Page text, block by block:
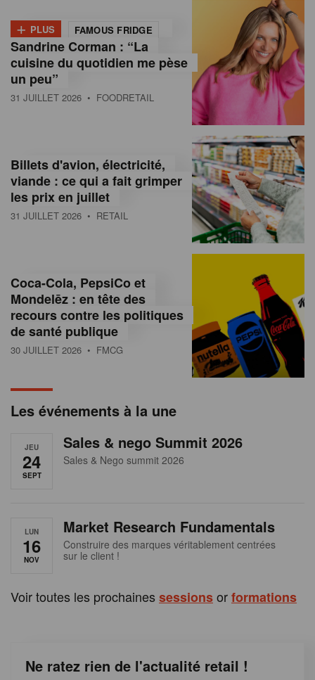
m
a
s
s
u
e
e
a
+ PLUS FAMOUS FRIDGE
Sandrine Corman : “La
cuisine du quotidien me pèse
un peu”
31 JUILLET 2026 • FOODRETAIL
Billets d'avion, électricité,
viande : ce qui a fait grimper
les prix en juillet
31 JUILLET 2026 • RETAIL
Coca-Cola, PepsiCo et
Mondelēz : en tête des
recours contre les politiques
de santé publique
30 JUILLET 2026 • FMCG
Les événements à la une
JEU
24
SEPT
Sales & nego Summit 2026
Sales & Nego summit 2026
LUN
16
NOV
Market Research Fundamentals
Construire des marques véritablement centrées
sur le client !
Voir toutes les prochaines sessionsorformations
Ne ratez rien de l'actualité retail !